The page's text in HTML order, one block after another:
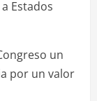
Estados
un
por un valor